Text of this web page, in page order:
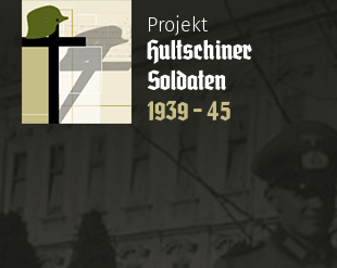
Projekt
Hultschiner
Soldaten
1939 - 45